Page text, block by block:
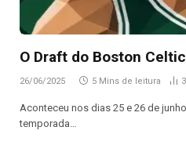
O Draft do Boston
26/06/2025 5 Mins de leitura
Aconteceu nos dias 25 e 26 de
temporada…